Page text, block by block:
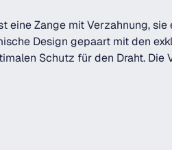
eine Zange mit Verzahnung,
Design gepaart mit den
Schutz für den Draht.